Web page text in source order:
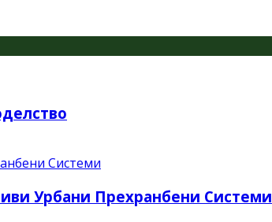
Урбани Прехранбени Системи